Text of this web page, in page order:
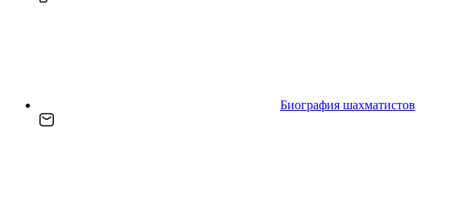
Биография шахматистов